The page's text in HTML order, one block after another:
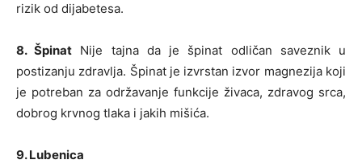
rizik od dijabetesa.
8. Špinat Nije tajna da je špinat odličan saveznik u
postizanju zdravlja. Špinat je izvrstan izvor magnezija koji
je potreban za održavanje funkcije živaca, zdravog srca,
dobrog krvnog tlaka i jakih mišića.
9. Lubenica